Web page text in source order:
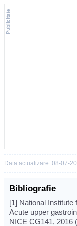
Data actualizare: 08-07-
Bibliografie
[1] National Institute
Acute upper
NICE CG141, 2016